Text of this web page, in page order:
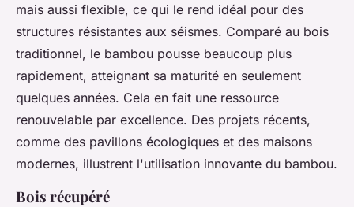
mais aussi flexible, ce qui le rend idéal pour des
structures résistantes aux séismes. Comparé au bois
traditionnel, le bambou pousse beaucoup plus
rapidement, atteignant sa maturité en seulement
quelques années. Cela en fait une ressource
renouvelable par excellence. Des projets récents,
comme des pavillons écologiques et des maisons
modernes, illustrent l'utilisation innovante du bambou.
Bois récupéré